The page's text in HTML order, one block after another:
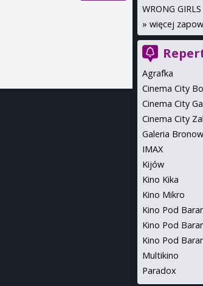
WRONG GIRLS
» więcej
Agrafka
Cinema City
Cinema City
Cinema City
Galeria
IMAX
Kijów
Kino Kika
Kino Mikro
Kino Pod
Kino Pod
Kino Pod
Multikino
Paradox